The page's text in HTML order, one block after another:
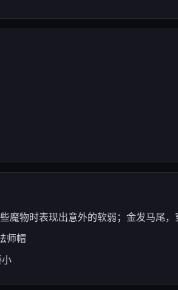
魔物时表现出意外的软弱；金发马尾，
师帽